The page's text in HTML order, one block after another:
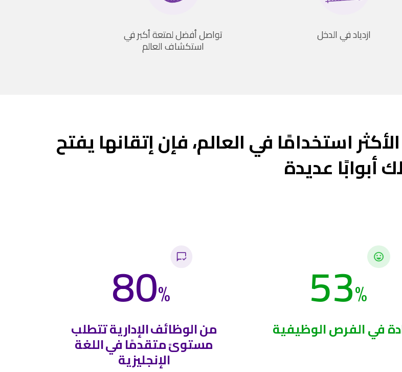
ازدياد في الدخل تواصل أفضل لمتعة أكبر في
استكشاف العالم
استخدامًا في العالم، فإن إتقانها يفتح
لك أبوابًا عديدة
53%
في الفرص الوظيفية
80%
من الوظائف الإدارية تتطلب
مستوىً متقدمًا في اللغة
الإنجليزية